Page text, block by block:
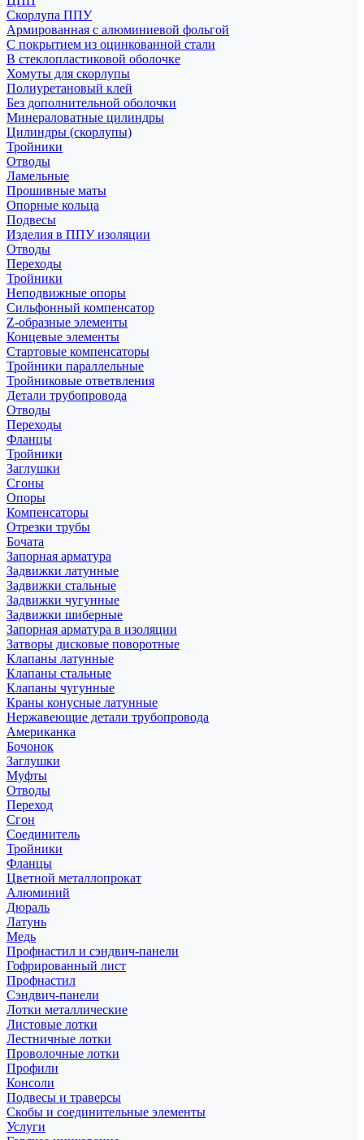
Скорлупа ППУ
Армированная с алюминиевой фольгой
С покрытием из оцинкованной стали
В стеклопластиковой оболочке
Хомуты для скорлупы
Полиуретановый клей
Без дополнительной оболочки
Минераловатные цилиндры
Цилиндры (скорлупы)
Тройники
Отводы
Ламельные
Прошивные маты
Опорные кольца
Подвесы
Изделия в ППУ изоляции
Отводы
Переходы
Тройники
Неподвижные опоры
Cильфонный компенсатор
Z-образные элементы
Концевые элементы
Стартовые компенсаторы
Тройники параллельные
Тройниковые ответвления
Детали трубопровода
Отводы
Переходы
Фланцы
Тройники
Заглушки
Сгоны
Опоры
Компенсаторы
Отрезки трубы
Бочата
Запорная арматура
Задвижки латунные
Задвижки стальные
Задвижки чугунные
Задвижки шиберные
Запорная арматура в изоляции
Затворы дисковые поворотные
Клапаны латунные
Клапаны стальные
Клапаны чугунные
Краны конусные латунные
Нержавеющие детали трубопровода
Американка
Бочонок
Заглушки
Муфты
Отводы
Переход
Сгон
Соединитель
Тройники
Фланцы
Цветной металлопрокат
Алюминий
Дюраль
Латунь
Медь
Профнастил и сэндвич-панели
Гофрированный лист
Профнастил
Сэндвич-панели
Лотки металлические
Листовые лотки
Лестничные лотки
Проволочные лотки
Профили
Консоли
Подвесы и траверсы
Скобы и соединительные элементы
Услуги